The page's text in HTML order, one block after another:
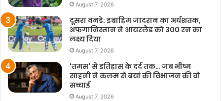
August 7, 2026
दूसरा वनडे: इब्राहिम जादरान का अर्धशतक,
अफगानिस्तान ने आयरलैंड को 300 रन का
लक्ष्य दिया
August 7, 2026
'तमस' से इतिहास के दर्द तक… जब भीष्म
साहनी ने कलम से बयां की विभाजन की वो
सच्चाई
August 7, 2026